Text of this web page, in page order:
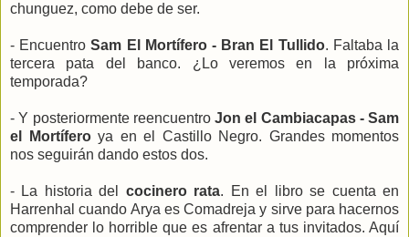
chunguez, como debe de ser.
- EncuentroSam El Mortífero - Bran El Tullido. Faltaba la
tercera pata del banco. ¿Lo veremos en la próxima
temporada?
- Y posteriormente reencuentro Jon el Cambiacapas - Sam
el Mortíferoya en el Castillo Negro. Grandes momentos
nos seguirán dando estos dos.
- La historia del cocinero rata. En el libro se cuenta en
Harrenhal cuando Arya es Comadreja y sirve para hacernos
comprender lo horrible que es afrentar a tus invitados. Aquí